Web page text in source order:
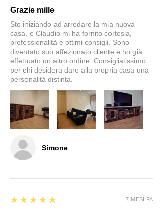
Simone
Grazie mille
Sto iniziando ad arredare la mia nuova
casa, e Claudio mi ha fornito cortesia,
professionalità e ottimi consigli. Sono
diventato suo affezionato cliente e ho già
effettuato un altro ordine. Consigliatissimo
per chi desidera dare alla propria casa una
personalità distinta.
5
★★★★★ 7 MESI FA